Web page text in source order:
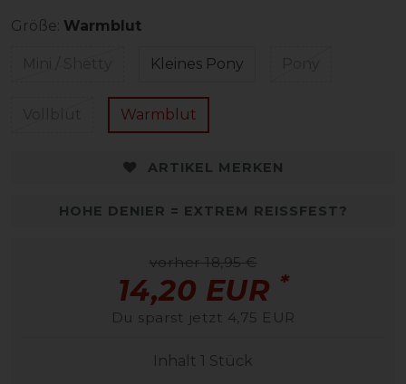
Größe: Warmblut
Kleines Pony
Warmblut
ARTIKEL MERKEN
HOHE DENIER = EXTREM REISSFEST?
vorher 18,95 €
14,20 EUR *
Du sparst jetzt 4,75 EUR
Inhalt 1 Stück